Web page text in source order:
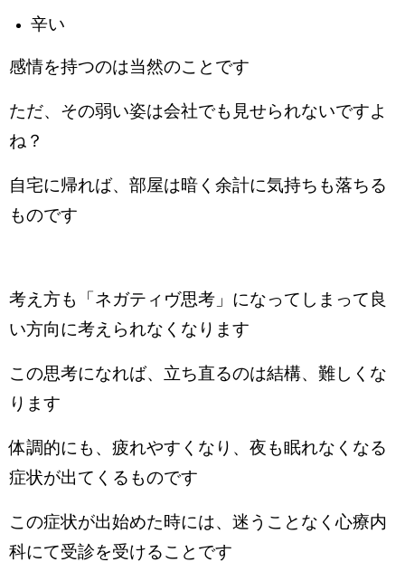
辛い
感情を持つのは当然のことです
ただ、その弱い姿は会社でも見せられないですよ
ね？
自宅に帰れば、部屋は暗く余計に気持ちも落ちる
ものです
考え方も「ネガティヴ思考」になってしまって良
い方向に考えられなくなります
この思考になれば、立ち直るのは結構、難しくな
ります
体調的にも、疲れやすくなり、夜も眠れなくなる
症状が出てくるものです
この症状が出始めた時には、迷うことなく心療内
科にて受診を受けることです